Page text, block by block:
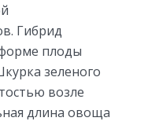
Гибрид
плоды
зеленого
возле
длина овоща